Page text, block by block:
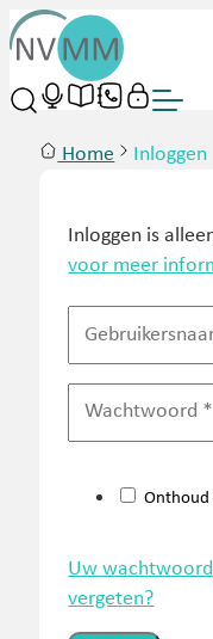
Home Inloggen
Inloggen is
voor meer
Onthoud
Uw wachtwoord
vergeten?